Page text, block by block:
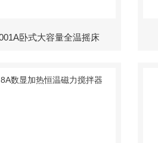
卧式大容量全温摇床